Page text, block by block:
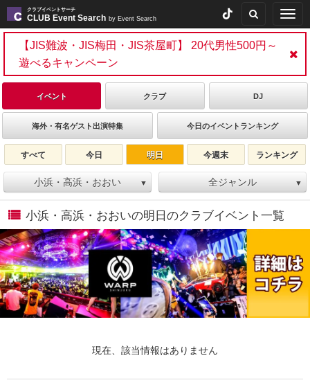
クラブイベントサーチ
CLUB Event Search by Event Search
【JIS難波・JIS梅田・JIS茶屋町】 20代男性500円～
遊べるキャンペーン
イベント クラブ DJ
海外・有名ゲスト出演特集 今日のイベントランキング
すべて 今日 明日 今週末 ランキング
小浜・高浜・おおい ▼ 全ジャンル ▼
小浜・高浜・おおいの明日のクラブイベント一覧
現在、該当情報はありません